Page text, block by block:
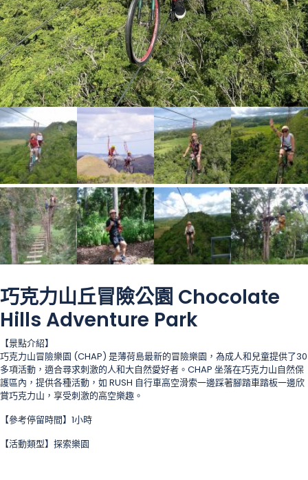
巧克力山丘冒險公園 Chocolate
Hills Adventure Park
【景點介紹】
巧克力山冒險樂園 (CHAP) 是薄荷島最新的冒險樂園，為成人和兒童提供了30
多項活動，適合尋求刺激的人和大自然愛好者。CHAP 坐落在巧克力山自然保
護區內，提供各種活動，如 RUSH 自行車高空滑索一邊踩著腳踏車踏板一邊欣
賞巧克力山，享受刺激的高空樂趣。
【參考停留時間】1小時
【活動類型】探索樂園